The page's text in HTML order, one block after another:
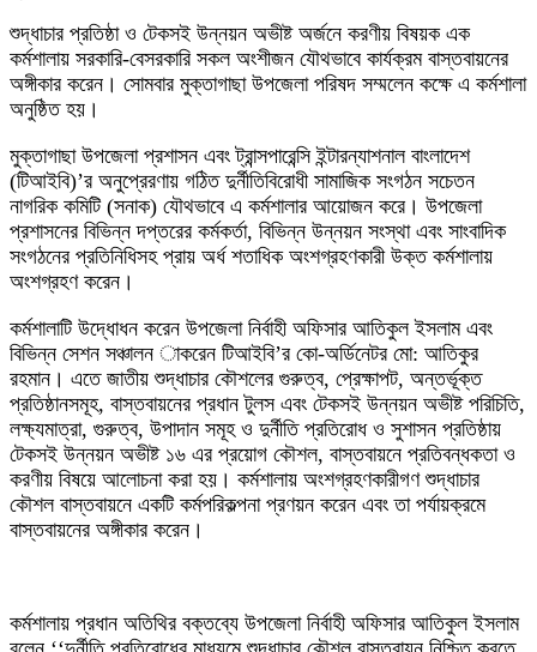
শুদ্ধাচার প্রতিষ্ঠা ও টেকসই উন্নয়ন অভীষ্ট অর্জনে করণীয় বিষয়ক এক
কর্মশালায় সরকারি-বেসরকারি সকল অংশীজন যৌথভাবে কার্যক্রম বাস্তবায়নের
অঙ্গীকার করেন। সোমবার মুক্তাগাছা উপজেলা পরিষদ সম্মলেন কক্ষে এ কর্মশালা
অনুষ্ঠিত হয়।
মুক্তাগাছা উপজেলা প্রশাসন এবং ট্রান্সপারেন্সি ইন্টারন্যাশনাল বাংলাদেশ
(টিআইবি)’র অনুপ্রেরণায় গঠিত দুর্নীতিবিরোধী সামাজিক সংগঠন সচেতন
নাগরিক কমিটি (সনাক) যৌথভাবে এ কর্মশালার আয়োজন করে। উপজেলা
প্রশাসনের বিভিন্ন দপ্তরের কর্মকর্তা, বিভিন্ন উন্নয়ন সংস্থা এবং সাংবাদিক
সংগঠনের প্রতিনিধিসহ প্রায় অর্ধ শতাধিক অংশগ্রহণকারী উক্ত কর্মশালায়
অংশগ্রহণ করেন।
কর্মশালাটি উদ্ধোধন করেন উপজেলা নির্বাহী অফিসার আতিকুল ইসলাম এবং
বিভিন্ন সেশন সঞ্চালন াকরেন টিআইবি’র কো-অর্ডিনেটর মো: আতিকুর
রহমান। এতে জাতীয় শুদ্ধাচার কৌশলের গুরুত্ব, প্রেক্ষাপট, অন্তর্ভূক্ত
প্রতিষ্ঠানসমূহ, বাস্তবায়নের প্রধান টুলস এবং টেকসই উন্নয়ন অভীষ্ট পরিচিতি,
লক্ষ্যমাত্রা, গুরুত্ব, উপাদান সমূহ ও দুর্নীতি প্রতিরোধ ও সুশাসন প্রতিষ্ঠায়
টেকসই উন্নয়ন অভীষ্ট ১৬ এর প্রয়োগ কৌশল, বাস্তবায়নে প্রতিবন্ধকতা ও
করণীয় বিষয়ে আলোচনা করা হয়। কর্মশালায় অংশগ্রহণকারীগণ শুদ্ধাচার
কৌশল বাস্তবায়নে একটি কর্মপরিকল্পনা প্রণয়ন করেন এবং তা পর্যায়ক্রমে
বাস্তবায়নের অঙ্গীকার করেন।
কর্মশালায় প্রধান অতিথির বক্তব্যে উপজেলা নির্বাহী অফিসার আতিকুল ইসলাম